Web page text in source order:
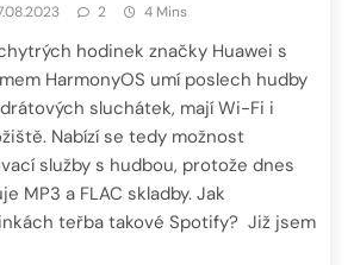
2 4 Mins
hodinek značky Huawei s
HarmonyOS umí poslech hudby
sluchátek, mají Wi-Fi i
Nabízí se tedy možnost
služby s hudbou, protože dnes
MP3 a FLAC skladby. Jak
teřba takové Spotify? Již jsem